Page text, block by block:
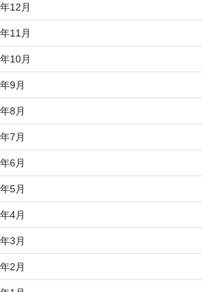
12月
11月
10月
9月
8月
7月
6月
5月
4月
3月
2月